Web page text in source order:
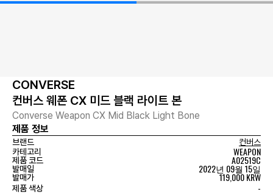
CONVERSE
컨버스 웨폰 CX 미드 블랙 라이트 본
Converse Weapon CX Mid Black Light Bone
제품 정보
브랜드
컨버스
카테고리
WEAPON
제품 코드 A02519C
발매일 2022년 09월 15일
발매가 119,000 KRW
제품 색상 -